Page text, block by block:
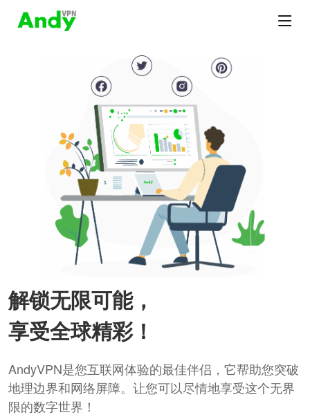
解锁无限可能，
享受全球精彩！
AndyVPN是您互联网体验的最佳伴侣，它帮助您突破
地理边界和网络屏障。让您可以尽情地享受这个无界
限的数字世界！